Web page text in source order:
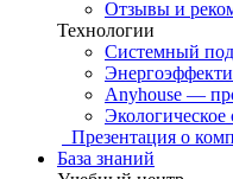
Отзывы и
Технологии
Системный
Anyhouse —
Экологическое
Презентация о
База знаний